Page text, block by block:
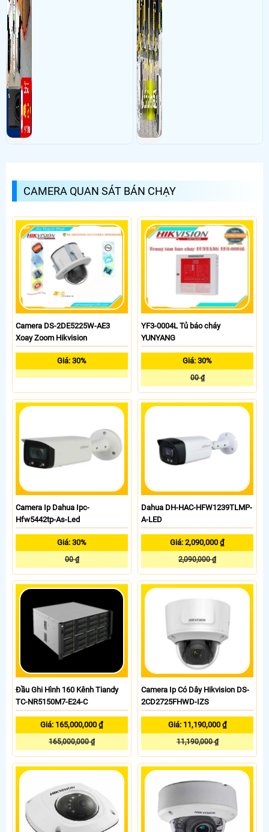
CAMERA QUAN SÁT BÁN CHẠY
Camera DS-2DE5225W-AE3
Xoay Zoom Hikvision
Giá: 30%
YF3-0004L Tủ báo cháy
YUNYANG
Giá: 30%
00 ₫
Camera Ip Dahua Ipc-
Hfw5442tp-As-Led
Giá: 30%
00 ₫
Dahua DH-HAC-HFW1239TLMP-
A-LED
Giá: 2,090,000 ₫
2,090,000 ₫
Đầu Ghi Hình 160 Kênh Tiandy
TC-NR5150M7-E24-C
Giá: 165,000,000 ₫
165,000,000 ₫
Camera Ip Có Dây Hikvision DS-
2CD2725FHWD-IZS
Giá: 11,190,000 ₫
11,190,000 ₫